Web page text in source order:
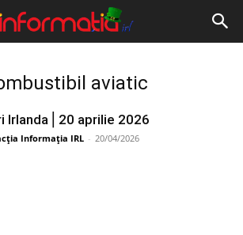
aviatic
Irlanda ⎜20 aprilie 2026
Informația IRL - 20/04/2026